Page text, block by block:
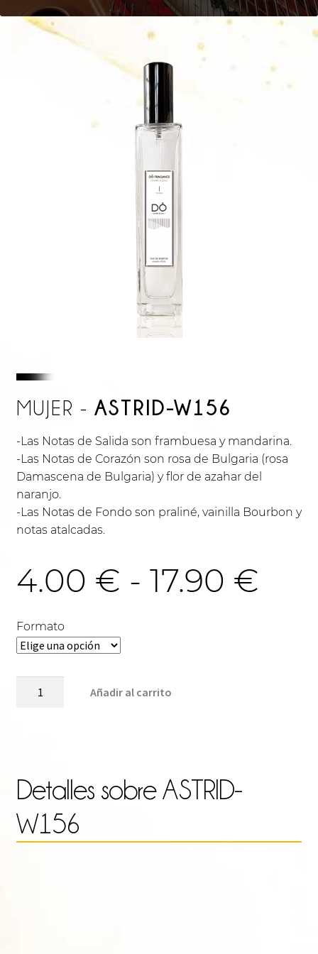
MUJER - ASTRID-W156
-Las Notas de Salida son frambuesa y mandarina.
-Las Notas de Corazón son rosa de Bulgaria (rosa
Damascena de Bulgaria) y flor de azahar del
naranjo.
-Las Notas de Fondo son praliné, vainilla Bourbon y
notas atalcadas.
4.00 € - 17.90 €
Formato
Añadir al carrito
Detalles sobre ASTRID-
W156